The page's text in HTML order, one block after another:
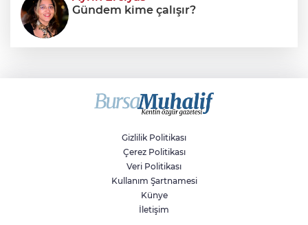
Gündem kime çalışır?
Savaşların gölgesinde engellilik,
doğa ve kaybedilen gelecek
Gizlilik Politikası
Çerez Politikası
Veri Politikası
Kullanım Şartnamesi
Künye
İletişim